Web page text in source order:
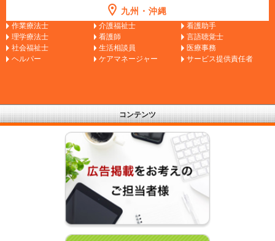
九州・沖縄
作業療法士 介護福祉士
看護助手
理学療法士
看護師
言語聴覚士
社会福祉士
生活相談員
医療事務
ヘルパー
ケアマネージャー サービス提供責任者
コンテンツ